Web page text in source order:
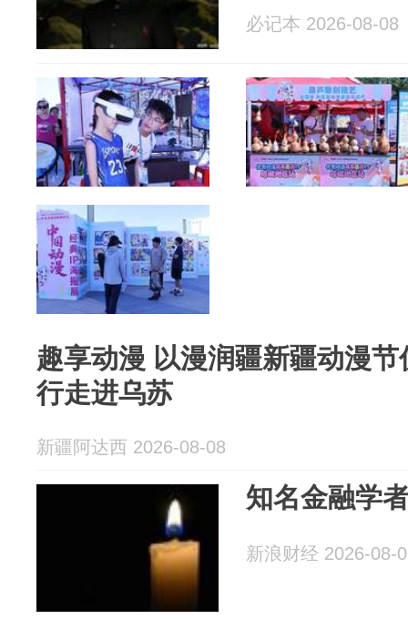
必记本 2026-08-08
趣享动漫 以漫润疆新疆动漫
行走进乌苏
新疆阿达西 2026-08-08
知名金融学
新浪财经 2026-08-